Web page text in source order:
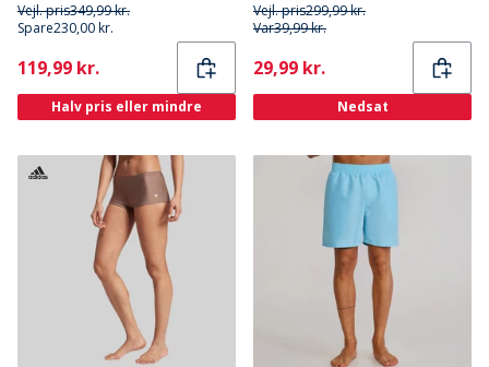
Vejl. pris349,99 kr.
Spare230,00 kr.
Current
119,99 kr.
Halv pris eller mindre
Vejl. pris299,99 kr.
Var39,99 kr.
Current
29,99 kr.
Nedsat